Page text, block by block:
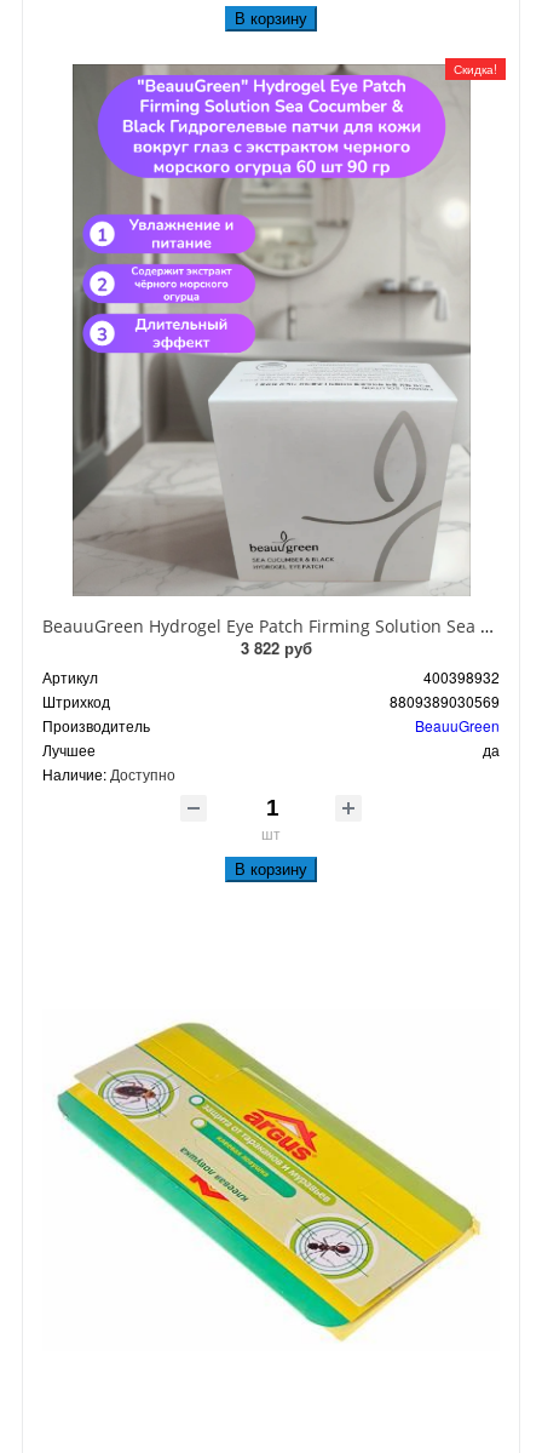
В корзину
Скидка!
BeauuGreen Hydrogel Eye Patch Firming Solution Sea Cocumber & Black Гидрогелевые патчи для кожи вокруг глаз с экстрактом черного морского огурца 60 шт 90 гр
3 822 руб
Артикул
400398932
Штрихкод
8809389030569
Производитель
BeauuGreen
Лучшее
да
Наличие: Доступно
шт
В корзину